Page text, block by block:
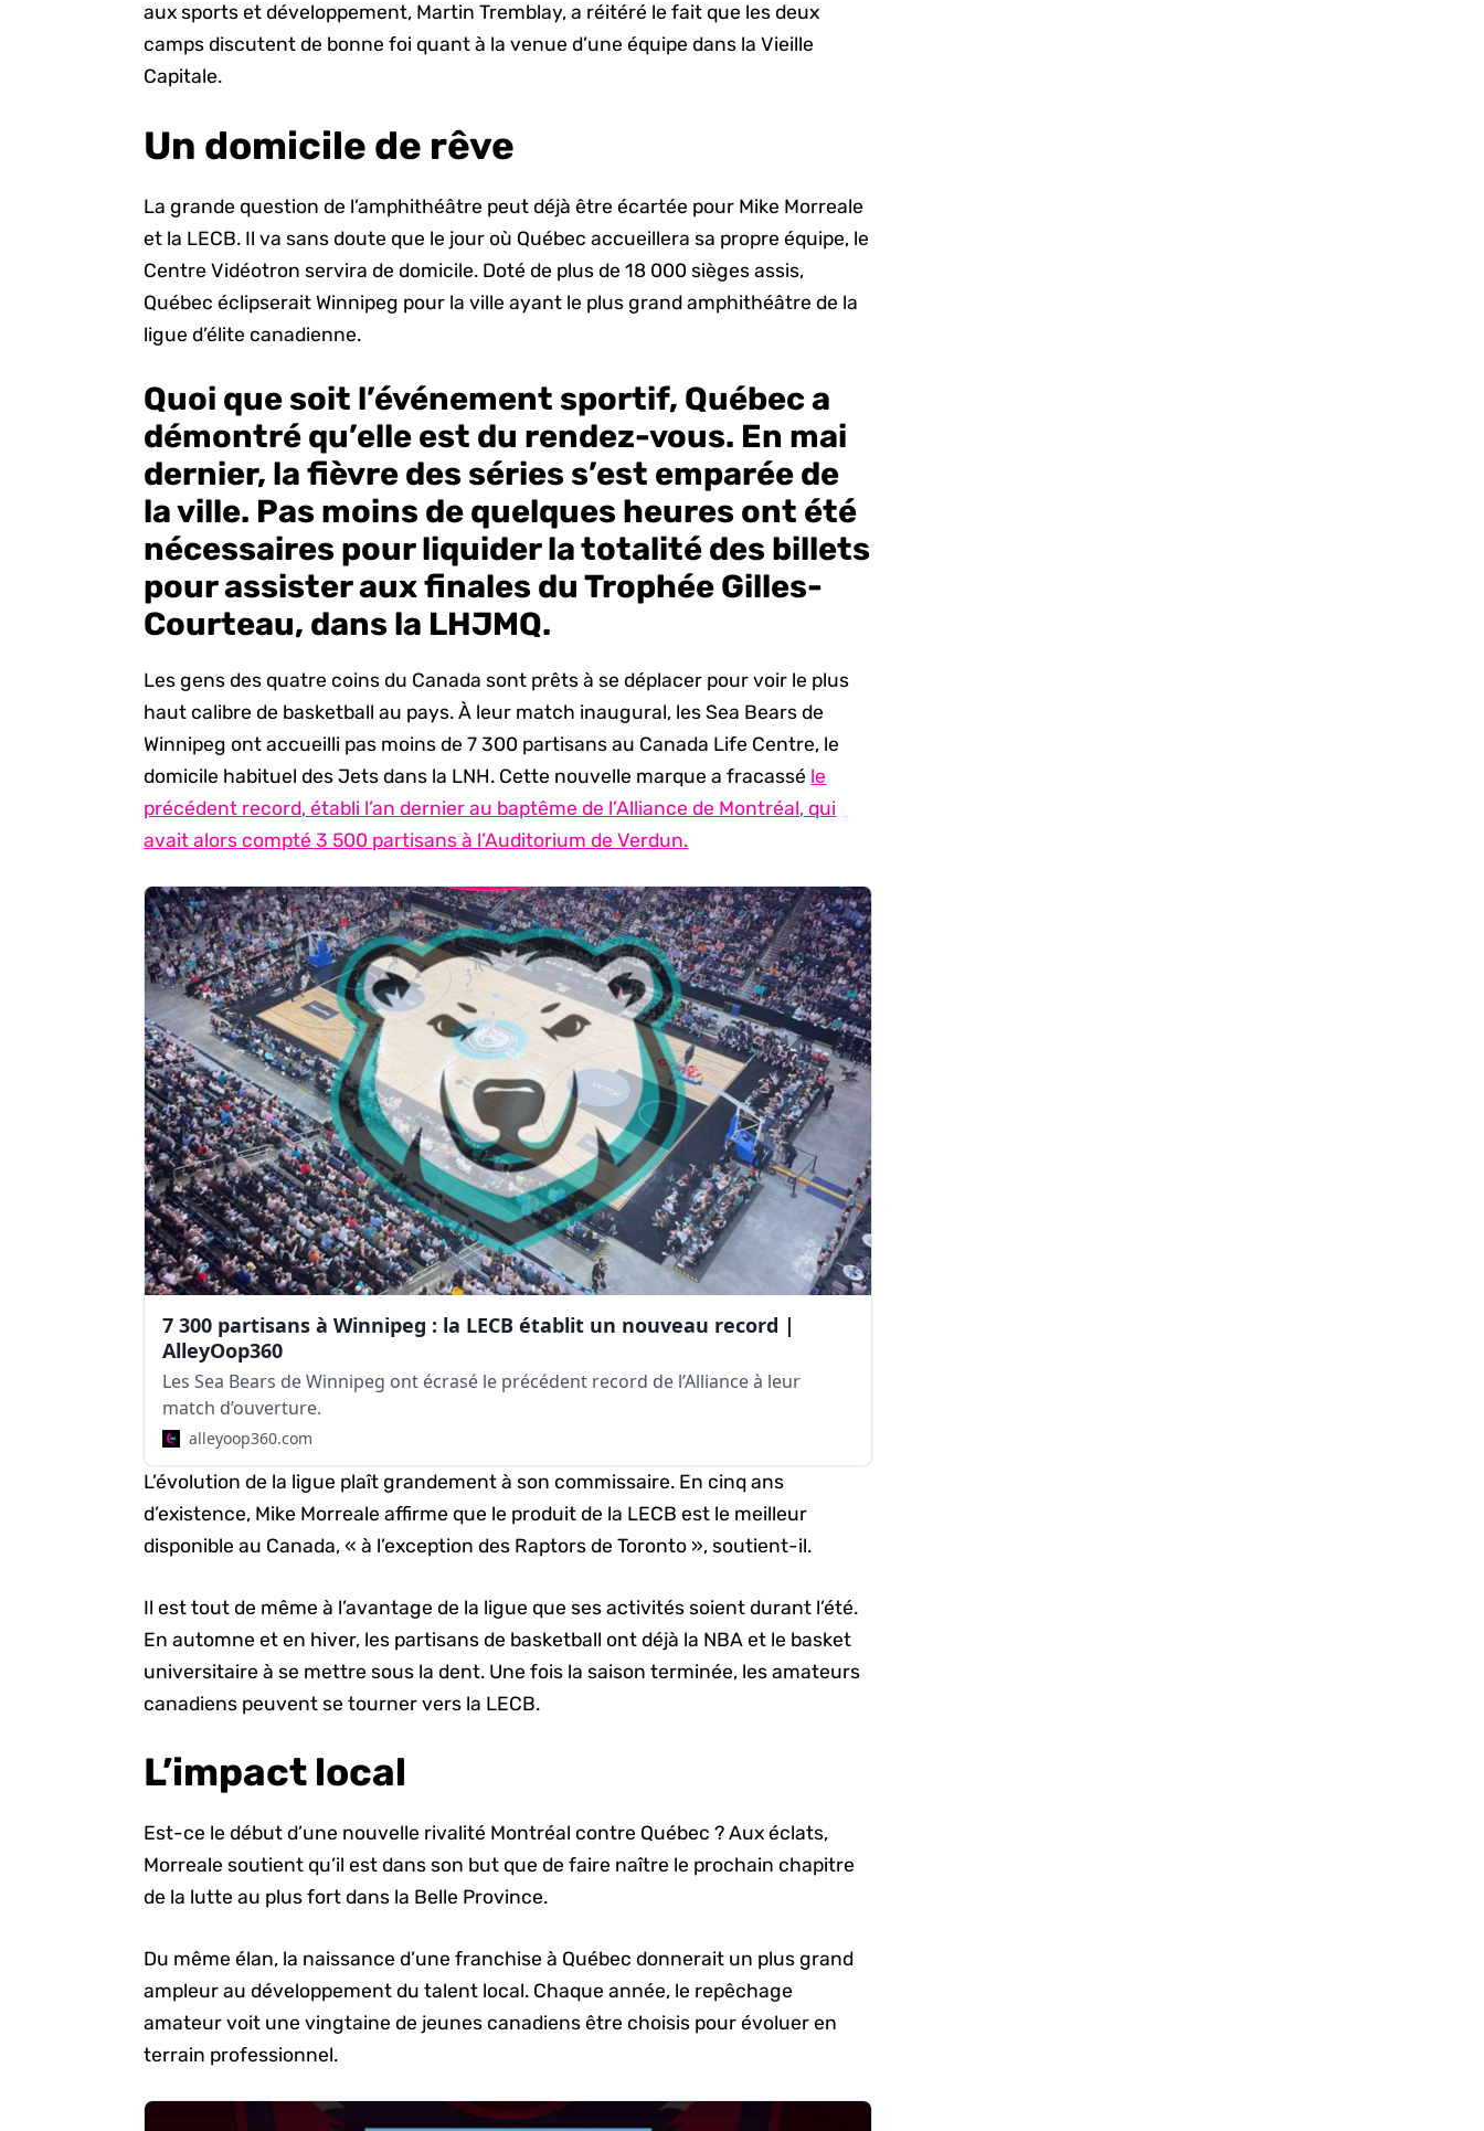
aux sports et développement, Martin Tremblay, a réitéré le fait que les deux
camps discutent de bonne foi quant à la venue d’une équipe dans la Vieille
Capitale.
Un domicile de rêve
La grande question de l’amphithéâtre peut déjà être écartée pour Mike Morreale
et la LECB. Il va sans doute que le jour où Québec accueillera sa propre équipe, le
Centre Vidéotron servira de domicile. Doté de plus de 18 000 sièges assis,
Québec éclipserait Winnipeg pour la ville ayant le plus grand amphithéâtre de la
ligue d’élite canadienne.
Quoi que soit l’événement sportif, Québec a
démontré qu’elle est du rendez-vous. En mai
dernier, la fièvre des séries s’est emparée de
la ville. Pas moins de quelques heures ont été
nécessaires pour liquider la totalité des billets
pour assister aux finales du Trophée Gilles-
Courteau, dans la LHJMQ.
Les gens des quatre coins du Canada sont prêts à se déplacer pour voir le plus
haut calibre de basketball au pays. À leur match inaugural, les Sea Bears de
Winnipeg ont accueilli pas moins de 7 300 partisans au Canada Life Centre, le
domicile habituel des Jets dans la LNH. Cette nouvelle marque a fracassé le
précédent record, établi l’an dernier au baptême de l’Alliance de Montréal, qui
avait alors compté 3 500 partisans à l’Auditorium de Verdun.
7 300 partisans à Winnipeg : la LECB établit un nouveau record |
AlleyOop360
Les Sea Bears de Winnipeg ont écrasé le précédent record de l’Alliance à leur
match d’ouverture.
alleyoop360.com
L’évolution de la ligue plaît grandement à son commissaire. En cinq ans
d’existence, Mike Morreale affirme que le produit de la LECB est le meilleur
disponible au Canada, « à l’exception des Raptors de Toronto », soutient-il.
Il est tout de même à l’avantage de la ligue que ses activités soient durant l’été.
En automne et en hiver, les partisans de basketball ont déjà la NBA et le basket
universitaire à se mettre sous la dent. Une fois la saison terminée, les amateurs
canadiens peuvent se tourner vers la LECB.
L’impact local
Est-ce le début d’une nouvelle rivalité Montréal contre Québec ? Aux éclats,
Morreale soutient qu’il est dans son but que de faire naître le prochain chapitre
de la lutte au plus fort dans la Belle Province.
Du même élan, la naissance d’une franchise à Québec donnerait un plus grand
ampleur au développement du talent local. Chaque année, le repêchage
amateur voit une vingtaine de jeunes canadiens être choisis pour évoluer en
terrain professionnel.